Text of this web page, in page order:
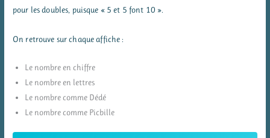
pour les doubles, puisque « 5 et 5 font 10 ».
On retrouve sur chaque affiche :
Le nombre en chiffre
Le nombre en lettres
Le nombre comme Dédé
Le nombre comme Picbille